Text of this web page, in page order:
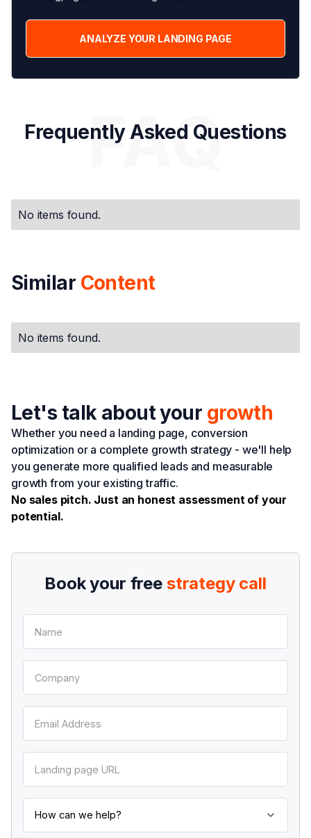
ANALYZE YOUR LANDING PAGE
Frequently Asked Questions
FAQ
No items found.
Similar Content
No items found.
Let's talk about your growth
Whether you need a landing page, conversion
optimization or a complete growth strategy - we'll help
you generate more qualified leads and measurable
growth from your existing traffic.
No sales pitch. Just an honest assessment of your
potential.
Book your free strategy call